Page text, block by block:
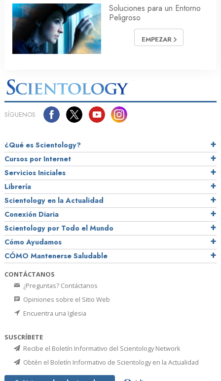
Soluciones para un Entorno
Peligroso
EMPEZAR
SÍGUENOS
¿Qué es Scientology?
Cursos por Internet
Servicios Iniciales
Librería
Scientology en la Actualidad
Conexión Diaria
Scientology por Todo el Mundo
Cómo Ayudamos
CÓMO Mantenerse Saludable
CONTÁCTANOS
¿Preguntas? Contáctanos
Opiniones sobre el Sitio Web
Encuentra una Iglesia
SUSCRÍBETE
Recibe el Boletín Informativo del Scientology Network
Obtén el Boletín Informativo de Scientology en la Actualidad